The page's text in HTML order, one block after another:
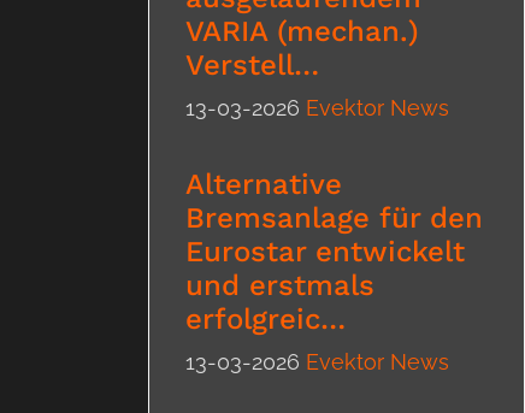
VARIA (mechan.)
Verstell…
13-03-2026 Evektor News
Alternative
Bremsanlage für den
Eurostar entwickelt
und erstmals
erfolgreic…
13-03-2026 Evektor News